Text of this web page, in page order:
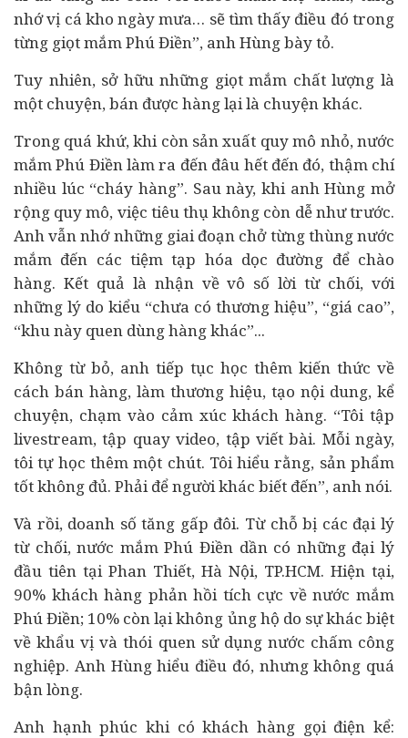
nhớ vị cá kho ngày mưa… sẽ tìm thấy điều đó trong
từng giọt mắm Phú Điền”, anh Hùng bày tỏ.
Tuy nhiên, sở hữu những giọt mắm chất lượng là
một chuyện, bán được hàng lại là chuyện khác.
Trong quá khứ, khi còn sản xuất quy mô nhỏ, nước
mắm Phú Điền làm ra đến đâu hết đến đó, thậm chí
nhiều lúc “cháy hàng”. Sau này, khi anh Hùng mở
rộng quy mô, việc tiêu thụ không còn dễ như trước.
Anh vẫn nhớ những giai đoạn chở từng thùng nước
mắm đến các tiệm tạp hóa dọc đường để chào
hàng. Kết quả là nhận về vô số lời từ chối, với
những lý do kiểu “chưa có thương hiệu”, “giá cao”,
“khu này quen dùng hàng khác”...
Không từ bỏ, anh tiếp tục học thêm kiến thức về
cách bán hàng, làm thương hiệu, tạo nội dung, kể
chuyện, chạm vào cảm xúc khách hàng. “Tôi tập
livestream, tập quay video, tập viết bài. Mỗi ngày,
tôi tự học thêm một chút. Tôi hiểu rằng, sản phẩm
tốt không đủ. Phải để người khác biết đến”, anh nói.
Và rồi, doanh số tăng gấp đôi. Từ chỗ bị các đại lý
từ chối, nước mắm Phú Điền dần có những đại lý
đầu tiên tại Phan Thiết, Hà Nội, TP.HCM. Hiện tại,
90% khách hàng phản hồi tích cực về nước mắm
Phú Điền; 10% còn lại không ủng hộ do sự khác biệt
về khẩu vị và thói quen sử dụng nước chấm công
nghiệp. Anh Hùng hiểu điều đó, nhưng không quá
bận lòng.
Anh hạnh phúc khi có khách hàng gọi điện kể: